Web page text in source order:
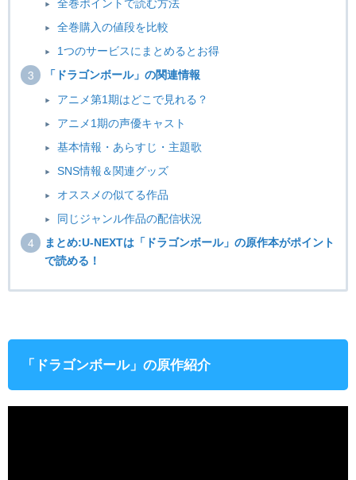
全巻ポイントで読む方法
全巻購入の値段を比較
1つのサービスにまとめるとお得
「ドラゴンボール」の関連情報
アニメ第1期はどこで見れる？
アニメ1期の声優キャスト
基本情報・あらすじ・主題歌
SNS情報＆関連グッズ
オススメの似てる作品
同じジャンル作品の配信状況
まとめ:U-NEXTは「ドラゴンボール」の原作本がポイント
で読める！
「ドラゴンボール」の原作紹介